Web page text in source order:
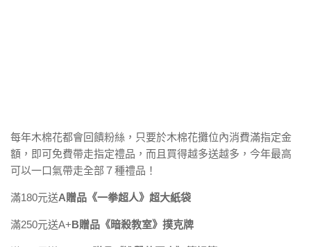
每年木棉花都會回饋粉絲，只要於木棉花攤位內消費滿指定金
額，即可免費帶走指定禮品，而且買得越多送越多，今年最高
可以一口氣帶走全部７種禮品！
滿180元送A贈品《一拳超人》超大紙袋
滿250元送A+B贈品《暗殺教室》撲克牌